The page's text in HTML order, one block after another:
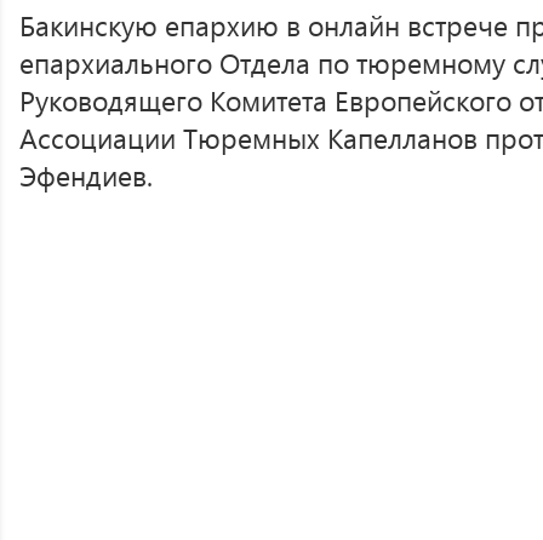
Бакинскую епархию в онлайн встрече
епархиального Отдела по тюремному
Руководящего Комитета Европейского
Ассоциации Тюремных Капелланов
Эфендиев.